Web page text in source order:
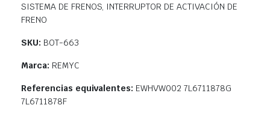
SISTEMA DE FRENOS, INTERRUPTOR DE ACTIVACIÓN DE
FRENO
SKU: BOT-663
Marca: REMYC
Referencias equivalentes: EWHVW002 7L6711878G
7L6711878F